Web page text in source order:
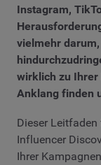
Instagram,
vielmehr
wirklich zu Ihrer
Anklang finden
Dieser
Influencer
Ihrer